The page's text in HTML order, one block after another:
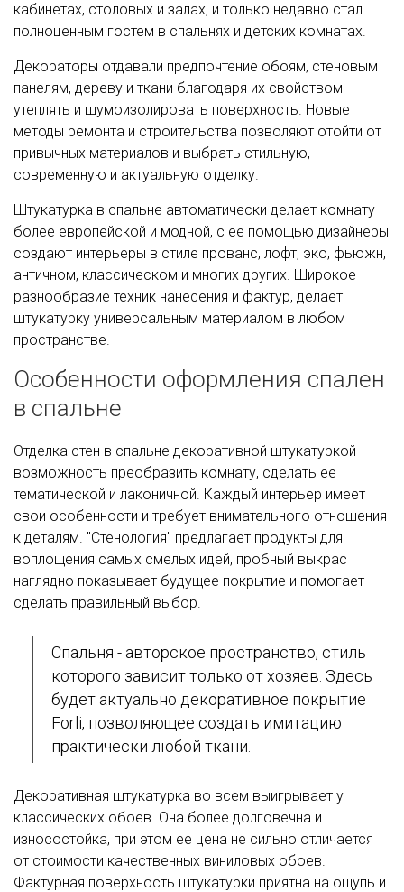
кабинетах, столовых и залах, и только недавно стал
полноценным гостем в спальнях и детских комнатах.
Декораторы отдавали предпочтение обоям, стеновым
панелям, дереву и ткани благодаря их свойством
утеплять и шумоизолировать поверхность. Новые
методы ремонта и строительства позволяют отойти от
привычных материалов и выбрать стильную,
современную и актуальную отделку.
Штукатурка в спальне автоматически делает комнату
более европейской и модной, с ее помощью дизайнеры
создают интерьеры в стиле прованс, лофт, эко, фьюжн,
античном, классическом и многих других. Широкое
разнообразие техник нанесения и фактур, делает
штукатурку универсальным материалом в любом
пространстве.
Особенности оформления спален
в спальне
Отделка стен в спальне декоративной штукатуркой -
возможность преобразить комнату, сделать ее
тематической и лаконичной. Каждый интерьер имеет
свои особенности и требует внимательного отношения
к деталям. "Стенология" предлагает продукты для
воплощения самых смелых идей, пробный выкрас
наглядно показывает будущее покрытие и помогает
сделать правильный выбор.
Спальня - авторское пространство, стиль
которого зависит только от хозяев. Здесь
будет актуально декоративное покрытие
Forli, позволяющее создать имитацию
практически любой ткани.
Декоративная штукатурка во всем выигрывает у
классических обоев. Она более долговечна и
износостойка, при этом ее цена не сильно отличается
от стоимости качественных виниловых обоев.
Фактурная поверхность штукатурки приятна на ощупь и